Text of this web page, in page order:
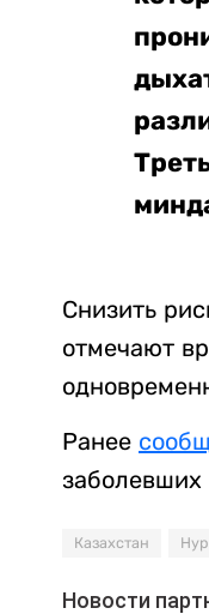
Снизить
отмечают
Ранее
заболевших
Казахстан